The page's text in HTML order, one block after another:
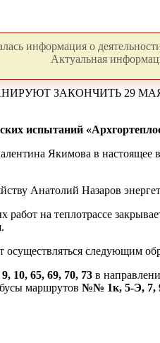
информация о
Актуальная
ЗАКОНЧИТЬ 29
испытаний
Якимова в настоящее
Анатолий Назаров
на теплотрассе
осуществляться следующим
10, 65, 69, 70, 73 в
маршрутов №№ 1к, 5-Э, 7,